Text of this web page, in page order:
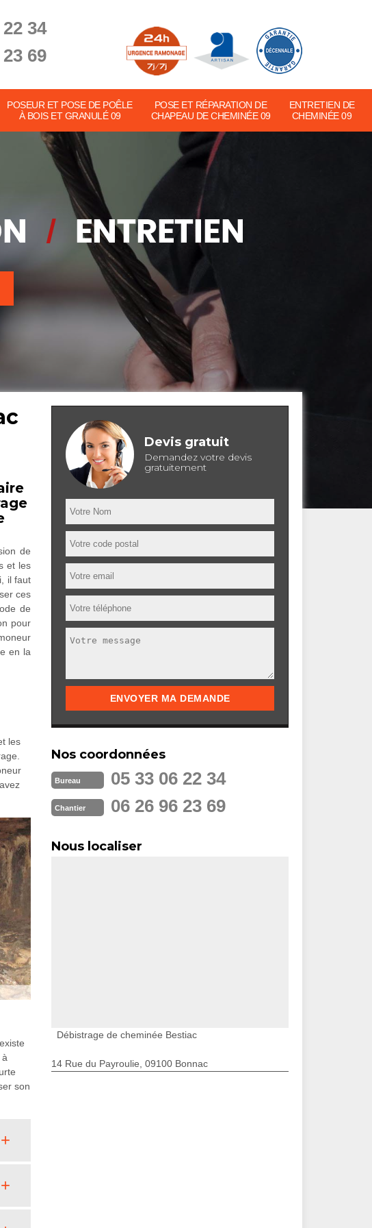
34
69
POSEUR ET POSE DE POÊLE
À BOIS ET GRANULÉ 09
POSE ET RÉPARATION DE
CHAPEAU DE CHEMINÉE 09
ENTRETIEN DE
CHEMINÉE 09
de
et les
il faut
ces
de
pour
en la
les
son
Devis gratuit
Demandez votre devis
gratuitement
Nos coordonnées
Bureau 05 33 06 22 34
Chantier 06 26 96 23 69
Nous localiser
Débistrage de cheminée Bestiac
14 Rue du Payroulie, 09100 Bonnac